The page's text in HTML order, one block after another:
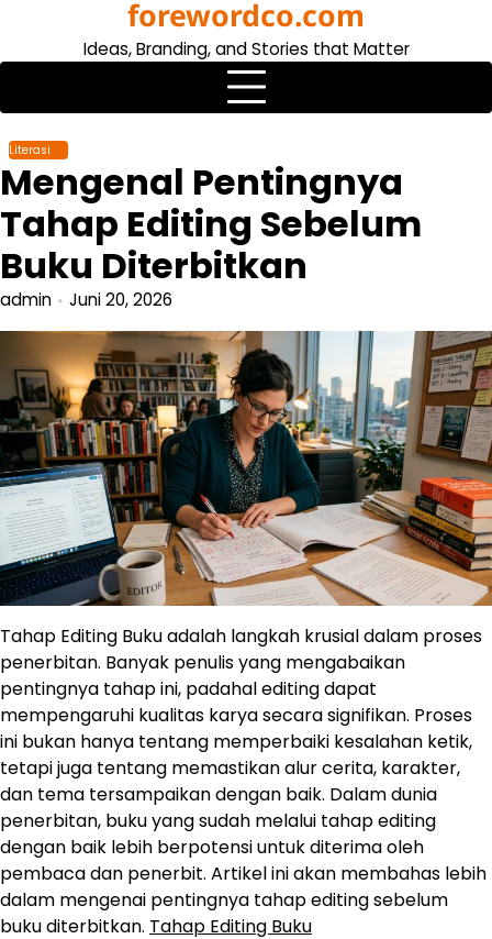
content
forewordco.com
Ideas, Branding, and Stories that Matter
Literasi
Mengenal Pentingnya
Tahap Editing Sebelum
Buku Diterbitkan
admin Juni 20, 2026
Tahap Editing Buku adalah langkah krusial dalam proses
penerbitan. Banyak penulis yang mengabaikan
pentingnya tahap ini, padahal editing dapat
mempengaruhi kualitas karya secara signifikan. Proses
ini bukan hanya tentang memperbaiki kesalahan ketik,
tetapi juga tentang memastikan alur cerita, karakter,
dan tema tersampaikan dengan baik. Dalam dunia
penerbitan, buku yang sudah melalui tahap editing
dengan baik lebih berpotensi untuk diterima oleh
pembaca dan penerbit. Artikel ini akan membahas lebih
dalam mengenai pentingnya tahap editing sebelum
buku diterbitkan. Tahap Editing Buku